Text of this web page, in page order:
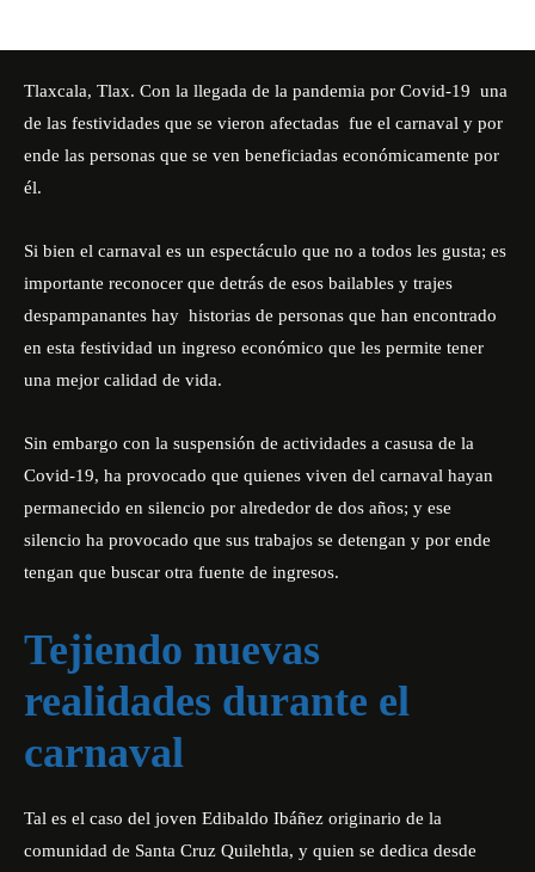
Tlaxcala, Tlax. Con la llegada de la pandemia por Covid-19 una
de las festividades que se vieron afectadas fue el carnaval y por
ende las personas que se ven beneficiadas económicamente por
él.
Si bien el carnaval es un espectáculo que no a todos les gusta; es
importante reconocer que detrás de esos bailables y trajes
despampanantes hay historias de personas que han encontrado
en esta festividad un ingreso económico que les permite tener
una mejor calidad de vida.
Sin embargo con la suspensión de actividades a casusa de la
Covid-19, ha provocado que quienes viven del carnaval hayan
permanecido en silencio por alrededor de dos años; y ese
silencio ha provocado que sus trabajos se detengan y por ende
tengan que buscar otra fuente de ingresos.
Tejiendo nuevas
realidades durante el
carnaval
Tal es el caso del joven Edibaldo Ibáñez originario de la
comunidad de Santa Cruz Quilehtla, y quien se dedica desde